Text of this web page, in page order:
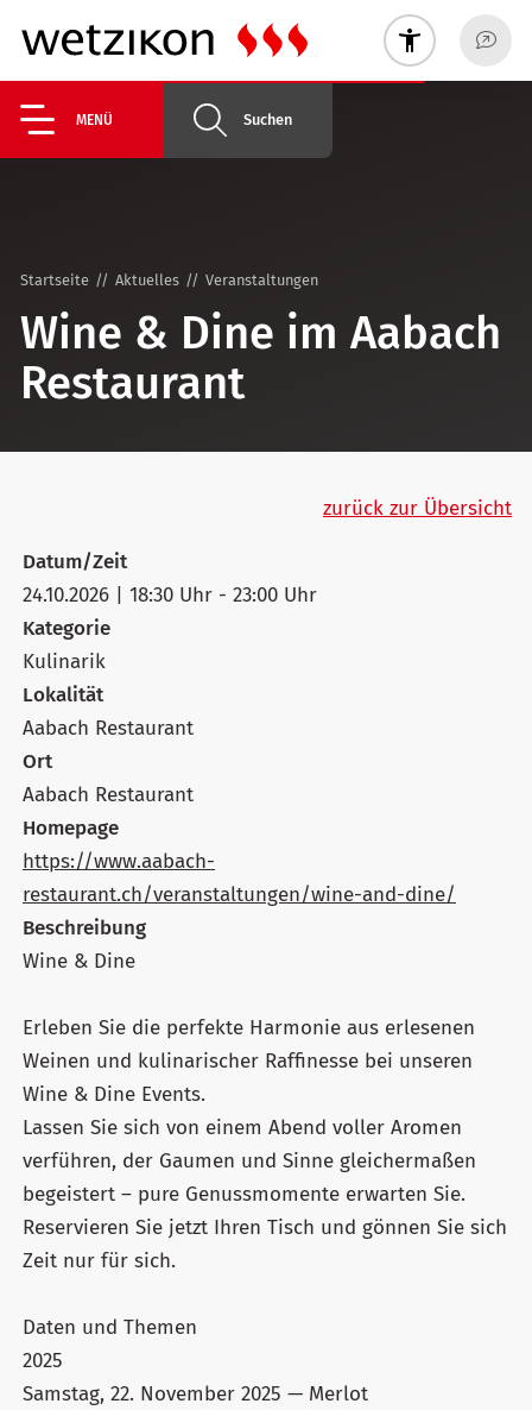
MENÜ Suchen
Startseite Aktuelles Veranstaltungen
Wine & Dine im Aabach
Restaurant
zurück zur Übersicht
Datum/Zeit
24.10.2026 | 18:30 Uhr - 23:00 Uhr
Kategorie
Kulinarik
Lokalität
Aabach Restaurant
Ort
Aabach Restaurant
Homepage
https://www.aabach-
restaurant.ch/veranstaltungen/wine-and-dine/
Beschreibung
Wine & Dine
Erleben Sie die perfekte Harmonie aus erlesenen
Weinen und kulinarischer Raffinesse bei unseren
Wine & Dine Events.
Lassen Sie sich von einem Abend voller Aromen
verführen, der Gaumen und Sinne gleichermaßen
begeistert – pure Genussmomente erwarten Sie.
Reservieren Sie jetzt Ihren Tisch und gönnen Sie sich
Zeit nur für sich.
Daten und Themen
2025
Samstag, 22. November 2025 — Merlot